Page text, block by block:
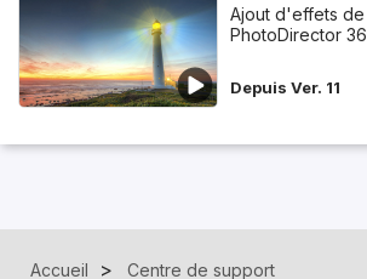
Ajout d'effets de
PhotoDirector
Depuis Ver. 11
Accueil Centre de support